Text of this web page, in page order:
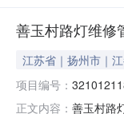
善玉村路灯维修
江苏省｜扬州市｜
项目编号：
正文内容： 善玉村路